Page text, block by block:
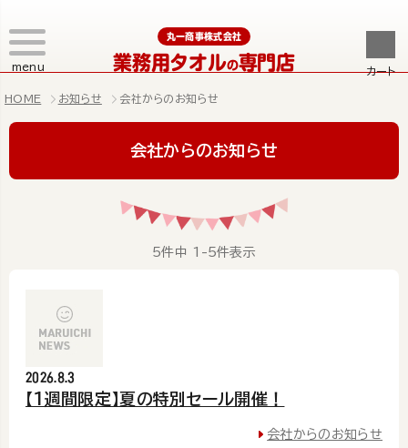
menu
丸一商事株式会社
業務用タオルの専門店 カート
HOME お知らせ 会社からのお知らせ
会社からのお知らせ
5件中 1 -5件表示
2026.8.3
【1週間限定】夏の特別セール開催！
会社からのお知らせ